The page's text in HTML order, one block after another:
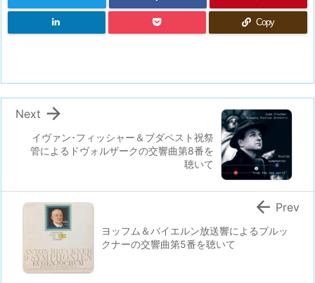
Copy
イヴァン･フィッシャー＆ブダペスト祝祭
管によるドヴォルザークの交響曲第8番を
聴いて

Next
ヨッフム＆バイエルン放送響によるブルッ
クナーの交響曲第5番を聴いて
 Prev